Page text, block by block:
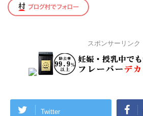
スポンサーリンク
Twitter